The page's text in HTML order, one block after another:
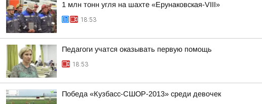
1 млн тонн угля на шахте «Ерунаковская-VIII»
18:53
Педагоги учатся оказывать первую помощь
18:53
Победа «Кузбасс-СШОР-2013» среди девочек